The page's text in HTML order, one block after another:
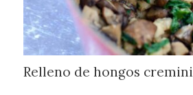
Relleno de hongos cremini